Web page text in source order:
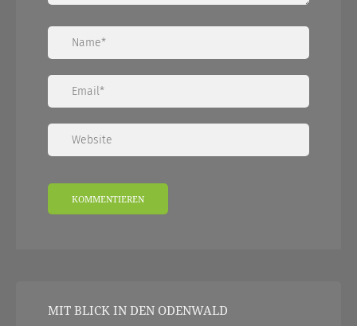
MIT BLICK IN DEN ODENWALD